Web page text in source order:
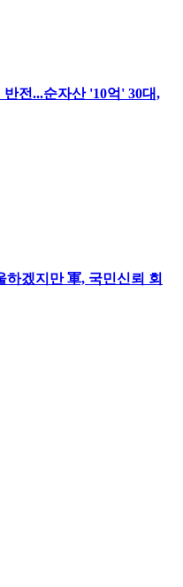
전...순자산 '10억' 30대,
겠지만 軍, 국민신뢰 회